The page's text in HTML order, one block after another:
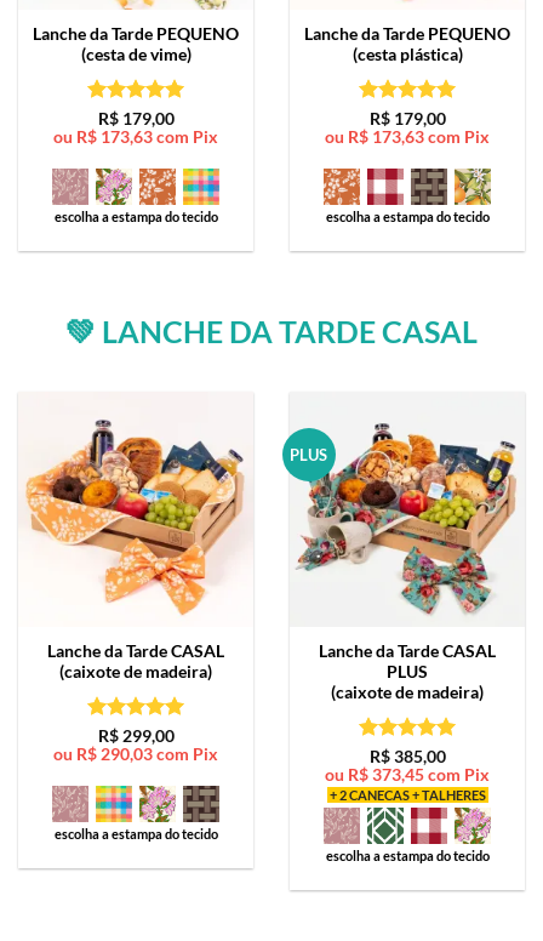
Lanche da Tarde PEQUENO
(cesta de vime)
Avaliação5
de 5
R$179,00
ou R$ 173,63com Pix
escolha a estampa do tecido
Lanche da Tarde PEQUENO
(cesta plástica)
Avaliação5
de 5
R$179,00
ou R$ 173,63com Pix
escolha a estampa do tecido
💚 LANCHE DA TARDE CASAL
Lanche da TardeCASAL
(caixote de madeira)
Avaliação5
de 5
R$299,00
ou R$ 290,03com Pix
escolha a estampa do tecido
PLUS
Lanche da TardeCASAL
PLUS
(caixote de madeira)
Avaliação5
de 5
R$385,00
ou R$373,45com Pix
+ 2 CANECAS + TALHERES
escolha a estampa do tecido